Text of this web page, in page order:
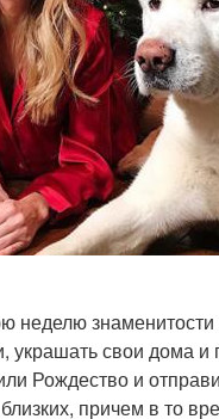
неделю
свои дома и
Рождество и
причем в то